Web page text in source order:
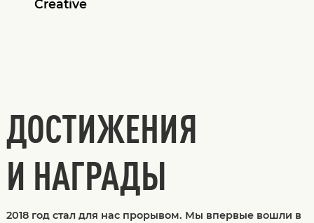
Creative
ДОСТИЖЕНИЯ
И НАГРАДЫ
2018 год стал для нас прорывом. Мы впервые вошли в